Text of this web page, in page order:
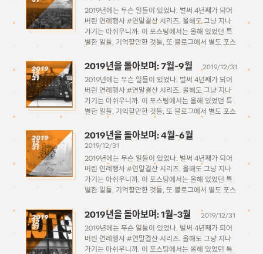
2019년에는 무슨 일들이 있었나. 벌써 4년째가 되어
버린 연례행사 #연말결산 시리즈. 올해도 그냥 지나
가기는 아쉬우니까. 이 포스팅에서는 올해 있었던 특
별한 일들, 기억할만한 것들, 또 블로그에서 별도 포스
시간을 가져보고자 한다. 1월 ~ 3월 4월 ~ […]
2019
12
31
2019년을 돌아보며: 7월~9월
2019/12/31
2019년에는 무슨 일들이 있었나. 벌써 4년째가 되어
버린 연례행사 #연말결산 시리즈. 올해도 그냥 지나
가기는 아쉬우니까. 이 포스팅에서는 올해 있었던 특
별한 일들, 기억할만한 것들, 또 블로그에서 별도 포스
시간을 가져보고자 한다. 1월 ~ 3월 4월 ~ […]
2019
12
31
2019년을 돌아보며: 4월~6월
2019/12/31
2019년에는 무슨 일들이 있었나. 벌써 4년째가 되어
버린 연례행사 #연말결산 시리즈. 올해도 그냥 지나
가기는 아쉬우니까. 이 포스팅에서는 올해 있었던 특
별한 일들, 기억할만한 것들, 또 블로그에서 별도 포스
시간을 가져보고자 한다. 1월 ~ 3월 4월 ~ […]
2019
12
31
2019년을 돌아보며: 1월~3월
2019/12/31
2019년에는 무슨 일들이 있었나. 벌써 4년째가 되어
버린 연례행사 #연말결산 시리즈. 올해도 그냥 지나
가기는 아쉬우니까. 이 포스팅에서는 올해 있었던 특